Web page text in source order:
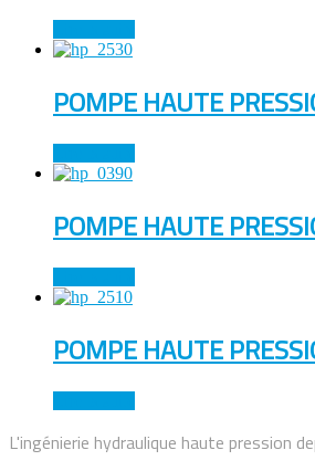
POMPE HAUTE
POMPE HAUTE
POMPE HAUTE
L'ingénierie hydraulique haute pression